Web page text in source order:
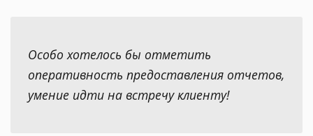
Особо хотелось бы отметить
оперативность предоставления отчетов,
умение идти на встречу клиенту!